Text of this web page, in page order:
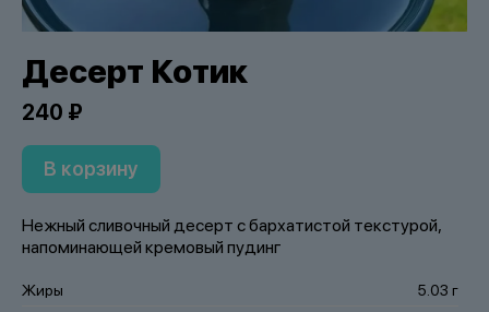
Десерт Котик
240 ₽
В корзину
Нежный сливочный десерт с бархатистой текстурой,
напоминающей кремовый пудинг
Жиры
5.03 г